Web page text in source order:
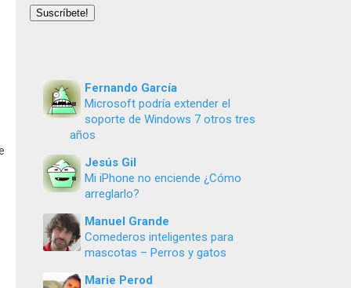
email
Suscríbete!
Fernando García
Microsoft podría extender el
soporte de Windows 7 otros tres
años
Jesús Gil
Mi iPhone no enciende ¿Cómo
arreglarlo?
Manuel Grande
Comederos inteligentes para
mascotas – Perros y gatos
Marie Perod